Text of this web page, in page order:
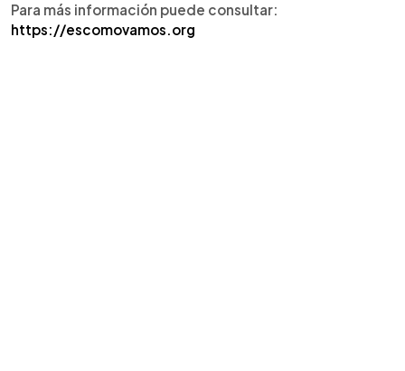
Para más información puede consultar:
https://escomovamos.org